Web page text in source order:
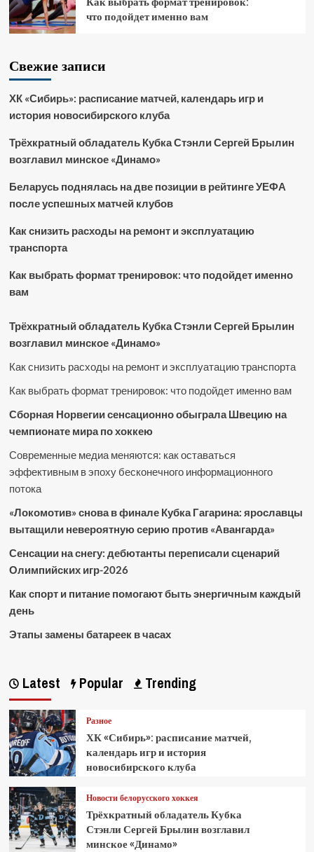
что подойдет именно вам
Свежие записи
ХК «Сибирь»: расписание матчей, календарь игр и
история новосибирского клуба
Трёхкратный обладатель Кубка Стэнли Сергей Брылин
возглавил минское «Динамо»
Беларусь поднялась на две позиции в рейтинге УЕФА
после успешных матчей клубов
Как снизить расходы на ремонт и эксплуатацию
транспорта
Как выбрать формат тренировок: что подойдет именно
вам
Трёхкратный обладатель Кубка Стэнли Сергей Брылин
возглавил минское «Динамо»
Как снизить расходы на ремонт и эксплуатацию транспорта
Как выбрать формат тренировок: что подойдет именно вам
Сборная Норвегии сенсационно обыграла Швецию на
чемпионате мира по хоккею
Современные медиа меняются: как оставаться
эффективным в эпоху бесконечного информационного
потока
«Локомотив» снова в финале Кубка Гагарина: ярославцы
вытащили невероятную серию против «Авангарда»
Сенсации на снегу: дебютанты переписали сценарий
Олимпийских игр-2026
Как спорт и питание помогают быть энергичным каждый
день
Этапы замены батареек в часах
Latest Popular Trending
Разное
ХК «Сибирь»: расписание матчей,
календарь игр и история
новосибирского клуба
Новости белорусского хоккея
Трёхкратный обладатель Кубка
Стэнли Сергей Брылин возглавил
минское «Динамо»